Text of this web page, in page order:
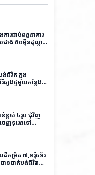
ជាប់ពន្ធនាគារ
ាង ៥០ម៉ឺនដុល្លារ
វិញ្ញាសារប្រលង
ជីវិត ក្នុង
យូងថ្មមួយកន្លែង
ន់ខ្ពស់ ៤រូប ជុំវិញ
េញទុរេនទៅ
ដីកម្រិត ៧,១រ៉ិចទ័រ
នបាត់បង់ជីវិត